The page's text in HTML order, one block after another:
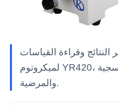
وقراءة القياسات
لميكروتوم YR420، مصمم للتطبيقات النسجية
والمرضية.